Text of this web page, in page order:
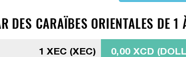
DES CARAÏBES ORIENTALES DE
1 XEC (XEC) 0,00 XCD